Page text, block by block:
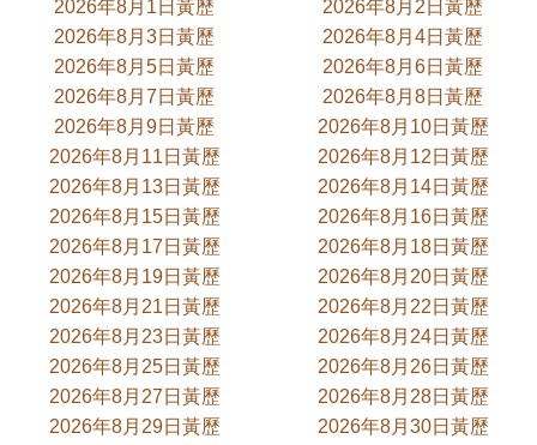
2026年8月1日黃歷
2026年8月2日黃歷
2026年8月3日黃歷
2026年8月4日黃歷
2026年8月5日黃歷
2026年8月6日黃歷
2026年8月7日黃歷
2026年8月8日黃歷
2026年8月9日黃歷
2026年8月10日黃歷
2026年8月11日黃歷
2026年8月12日黃歷
2026年8月13日黃歷
2026年8月14日黃歷
2026年8月15日黃歷
2026年8月16日黃歷
2026年8月17日黃歷
2026年8月18日黃歷
2026年8月19日黃歷
2026年8月20日黃歷
2026年8月21日黃歷
2026年8月22日黃歷
2026年8月23日黃歷
2026年8月24日黃歷
2026年8月25日黃歷
2026年8月26日黃歷
2026年8月27日黃歷
2026年8月28日黃歷
2026年8月29日黃歷
2026年8月30日黃歷